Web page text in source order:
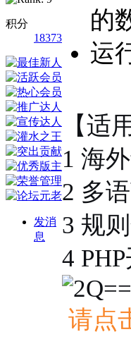
积分
18373
发消
息
的
运
【适
1 海
2 多
3 规
4
请点